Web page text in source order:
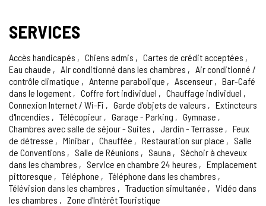
SERVICES
Accès handicapés Chiens admis
Cartes de crédit acceptées
Eau chaude
Air conditionné dans les chambres
Air conditionné /
contrôle climatique
Antenne parabolique Ascenseur
Bar-Café
dans le logement
Coffre fort individuel
Chauffage individuel
Connexion Internet / Wi-Fi
Garde d'objets de valeurs
Extincteurs
d'Incendies
Télécopieur Garage - Parking
Gymnase
Chambres avec salle de séjour - Suites
Jardin - Terrasse
Feux
de détresse
Minibar Chauffée Restauration sur place
Salle
de Conventions
Salle de Réunions Sauna
Séchoir à cheveux
dans les chambres
Service en chambre 24 heures
Emplacement
pittoresque
Téléphone
Téléphone dans les chambres
Télévision dans les chambres
Traduction simultanée
Vidéo dans
les chambres
Zone d'Intérêt Touristique